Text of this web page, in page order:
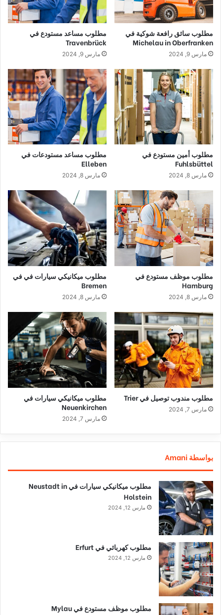
مطلوب سائق رافعة شوكية في
Michelau in Oberfranken
مارس 9, 2024
مطلوب مساعد مستودع في
Travenbrück
مارس 9, 2024
مطلوب أمين مستودع في
Fuhlsbüttel
مارس 8, 2024
مطلوب مساعد مستودعات في
Elleben
مارس 8, 2024
مطلوب موظف مستودع في
Hamburg
مارس 8, 2024
مطلوب ميكانيكي سيارات في في
Bremen
مارس 8, 2024
مطلوب مندوب توصيل في Trier
مارس 7, 2024
مطلوب ميكانيكي سيارات في
Neuenkirchen
مارس 7, 2024
بواسطة Amani
مطلوب ميكانيكي سيارات في Neustadt in
Holstein
مارس 12, 2024
مطلوب كهربائي في Erfurt
مارس 12, 2024
مطلوب موظف مستودع في Mylau